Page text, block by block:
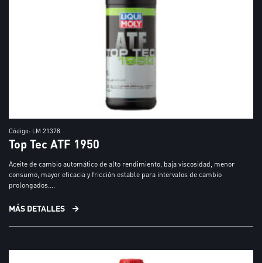
Código: LM 21378
Top Tec ATF 1950
Aceite de cambio automático de alto rendimiento, baja viscosidad, menor
consumo, mayor eficacia y fricción estable para intervalos de cambio
prolongados....
MÁS DETALLES